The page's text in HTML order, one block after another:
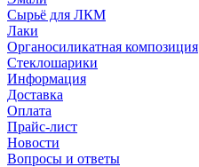
Сырьё для ЛКМ
Лаки
Органосиликатная композиция
Стеклошарики
Информация
Доставка
Оплата
Прайс-лист
Новости
Вопросы и ответы